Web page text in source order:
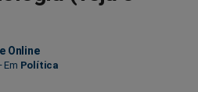
Online
Política